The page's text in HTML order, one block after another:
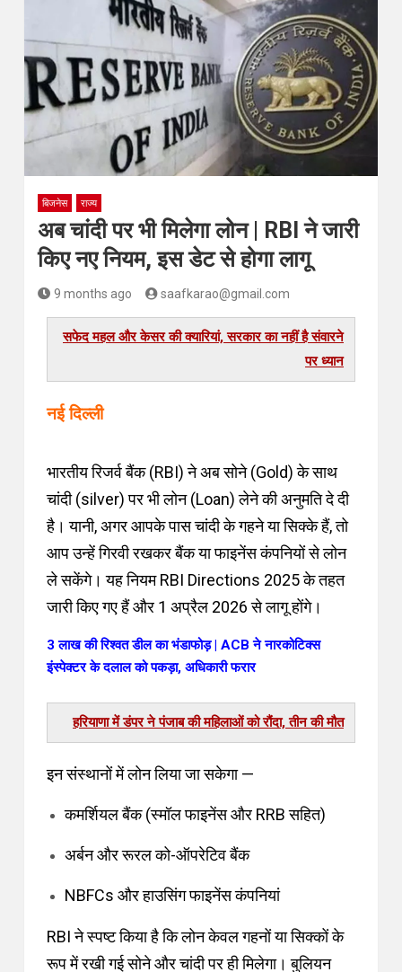
बिजनेस राज्य
अब चांदी पर भी मिलेगा लोन | RBI ने जारी
किए नए नियम, इस डेट से होगा लागू
9 months ago saafkarao@gmail.com
सफेद महल और केसर की क्यारियां, सरकार का नहीं है संवारने
पर ध्यान
नई दिल्ली
भारतीय रिजर्व बैंक (RBI) ने अब सोने (Gold) के साथ
चांदी (silver) पर भी लोन (Loan) लेने की अनुमति दे दी
है। यानी, अगर आपके पास चांदी के गहने या सिक्के हैं, तो
आप उन्हें गिरवी रखकर बैंक या फाइनेंस कंपनियों से लोन
ले सकेंगे। यह नियम RBI Directions 2025 के तहत
जारी किए गए हैं और 1 अप्रैल 2026 से लागू होंगे।
3 लाख की रिश्वत डील का भंडाफोड़ | ACB ने नारकोटिक्स
इंस्पेक्टर के दलाल को पकड़ा, अधिकारी फरार
इन संस्थानों में लोन लिया जा सकेगा —
कमर्शियल बैंक (स्मॉल फाइनेंस और RRB सहित)
अर्बन और रूरल को-ऑपरेटिव बैंक
NBFCs और हाउसिंग फाइनेंस कंपनियां
RBI ने स्पष्ट किया है कि लोन केवल गहनों या सिक्कों के
रूप में रखी गई सोने और चांदी पर ही मिलेगा।बुलियन